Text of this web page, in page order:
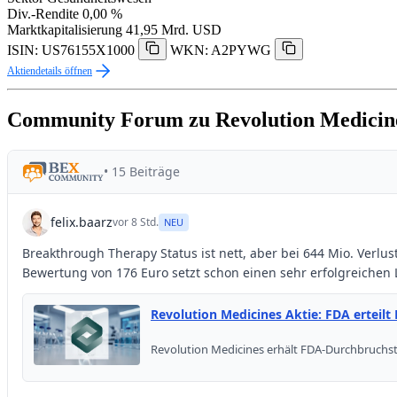
Div.-Rendite 0,00 %
Marktkapitalisierung 41,95 Mrd. USD
ISIN: US76155X1000
WKN: A2PYWG
Aktiendetails öffnen
Community Forum zu Revolution